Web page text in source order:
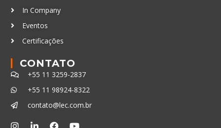
In Company
Eventos
Certificações
CONTATO
+55 11 3259-2837
+55 11 98924-8322
contato@lec.com.br